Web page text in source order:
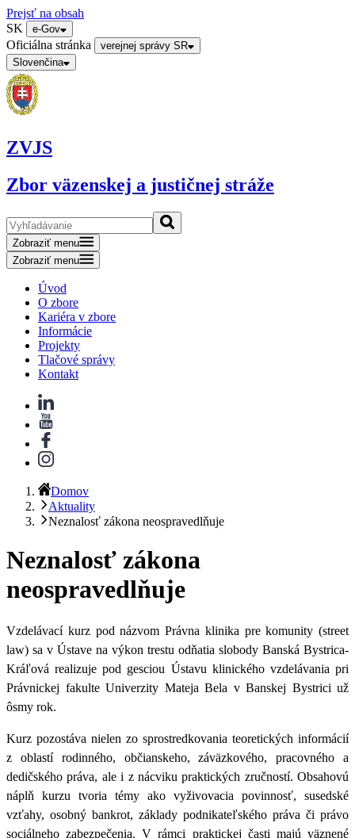
Prejsť na obsah
SK
e-Gov
Oficiálna stránka
verejnej správy SR
Slovenčina
ZVJS
Zbor väzenskej a justičnej stráže
Zobraziť menu
Zobraziť menu
Úvod
O zbore
Kariéra v zbore
Informácie
Projekty
Tlačové správy
Kontakt
Domov
Aktuality
Neznalosť zákona neospravedlňuje
Neznalosť zákona
neospravedlňuje
Vzdelávací kurz pod názvom Právna klinika pre komunity (street
law) sa v Ústave na výkon trestu odňatia slobody Banská Bystrica-
Kráľová realizuje pod gesciou Ústavu klinického vzdelávania pri
Právnickej fakulte Univerzity Mateja Bela v Banskej Bystrici už
ôsmy rok.
Kurz pozostáva nielen zo sprostredkovania teoretických informácií
z oblastí rodinného, občianskeho, záväzkového, pracovného a
dedičského práva, ale i z nácviku praktických zručností. Obsahovú
náplň kurzu tvoria témy ako vyživovacia povinnosť, susedské
vzťahy, osobný bankrot, základy podnikateľského práva či právo
sociálneho zabezpečenia. V rámci praktickej časti majú väznené